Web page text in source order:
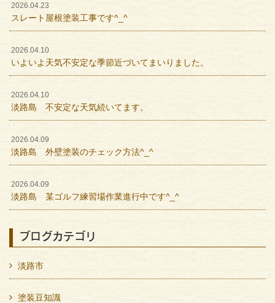
2026.04.23
スレート屋根塗装工事です^_^
2026.04.10
いよいよ天気不安定な季節近づいてまいりました。
2026.04.10
淡路島 不安定な天気続いてます。
2026.04.09
淡路島 外壁塗装のチェック方法^_^
2026.04.09
淡路島 某ゴルフ練習場作業進行中です^_^
ブログカテゴリ
淡路市
塗装豆知識